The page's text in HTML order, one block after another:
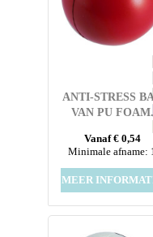
ANTI-STRESS
VAN PU FOAM.
Vanaf € 0,54
Minimale afname: 1
MEER